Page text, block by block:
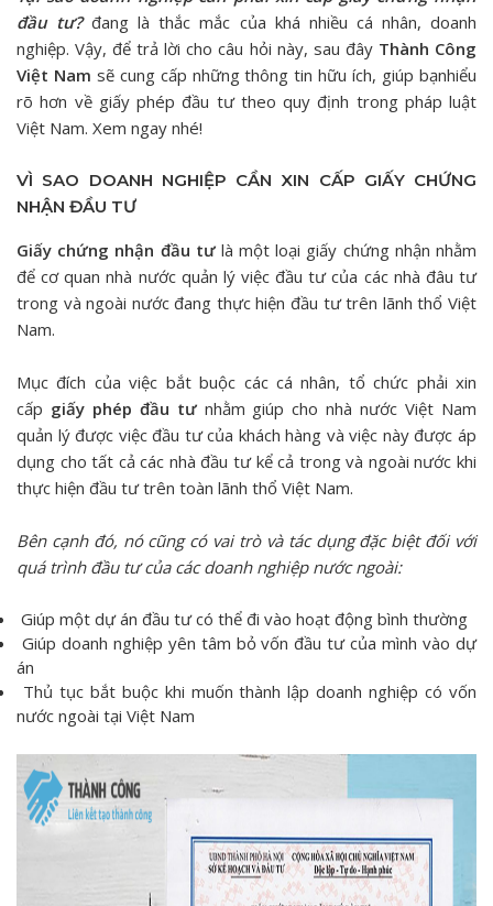
đầu tư?đang là thắc mắc của khá nhiều cá nhân, doanh
nghiệp. Vậy, để trả lời cho câu hỏi này, sau đây Thành Công
Việt Nam sẽ cung cấp những thông tin hữu ích, giúp bạnhiểu
rõ hơn về giấy phép đầu tư theo quy định trong pháp luật
Việt Nam. Xem ngay nhé!
VÌ SAO DOANH NGHIỆP CẦN XIN CẤP GIẤY CHỨNG
NHẬN ĐẦU TƯ
Giấy chứng nhận đầu tưlà một loại giấy chứng nhận nhằm
để cơ quan nhà nước quản lý việc đầu tư của các nhà đâu tư
trong và ngoài nước đang thực hiện đầu tư trên lãnh thổ Việt
Nam.
Mục đích của việc bắt buộc các cá nhân, tổ chức phải xin
cấp giấy phép đầu tưnhằm giúp cho nhà nước Việt Nam
quản lý được việc đầu tư của khách hàng và việc này được áp
dụng cho tất cả các nhà đầu tư kể cả trong và ngoài nước khi
thực hiện đầu tư trên toàn lãnh thổ Việt Nam.
Bên cạnh đó, nó cũng có vai trò và tác dụng đặc biệt đối với
quá trình đầu tư của các doanh nghiệp nước ngoài:
Giúp một dự án đầu tư có thể đi vào hoạt động bình thường
Giúp doanh nghiệp yên tâm bỏ vốn đầu tư của mình vào dự
án
Thủ tục bắt buộc khi muốn thành lập doanh nghiệp có vốn
nước ngoài tại Việt Nam